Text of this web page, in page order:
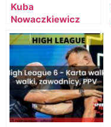
Kuba
Nowaczkiewicz
miał walczyć o pas
mistrzowski